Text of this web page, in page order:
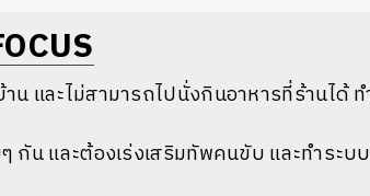
และไม่สามารถไปนั่งกินอาหารที่ร้านได้
กัน และต้องเร่งเสริมทัพคนขับ และทำระบ